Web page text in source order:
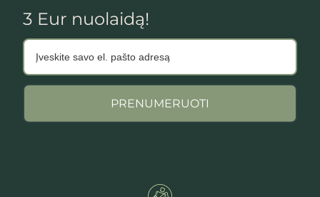
3 Eur nuolaidą!
PRENUMERUOTI